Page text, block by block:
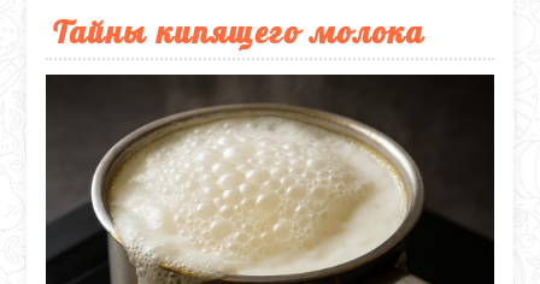
Тайны кипящего молока